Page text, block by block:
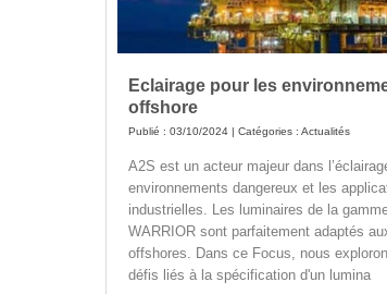
Eclairage pour les
offshore
Publié : 03/10/2024 | Catégories : Actualités
A2S est un acteur majeur dans
environnements dangereux et les
industrielles. Les luminaires de la
WARRIOR sont parfaitement adaptés
offshores. Dans ce Focus, nous
défis liés à la spécification d'un lumina